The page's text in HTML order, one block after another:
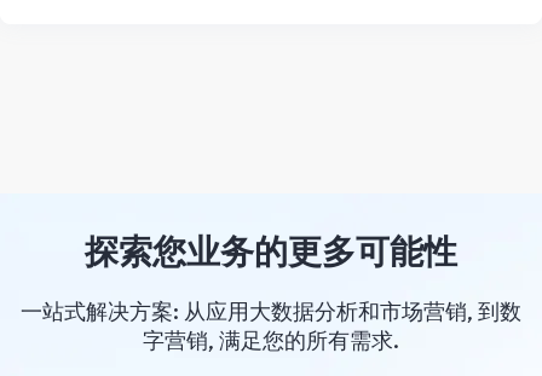
探索您业务的更多可能性
一站式解决方案: 从应用大数据分析和市场营销, 到数
字营销, 满足您的所有需求.